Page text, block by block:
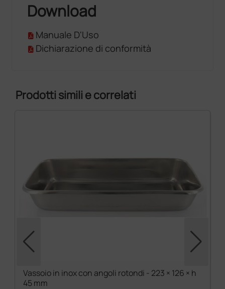
Download
Manuale D'Uso
Dichiarazione di conformità
Prodotti simili e correlati
Vassoio in inox con angoli rotondi - 223 × 126 × h
45 mm